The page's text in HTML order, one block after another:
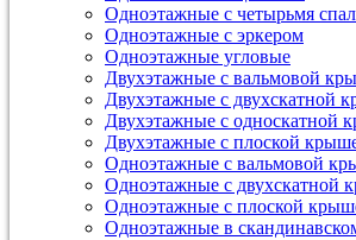
Одноэтажные с четырьмя
Одноэтажные с эркером
Одноэтажные угловые
Двухэтажные с вальмовой
Двухэтажные с двухскатной
Двухэтажные с односкатной
Двухэтажные с плоской
Одноэтажные с вальмовой
Одноэтажные с двухскатной
Одноэтажные с плоской
Одноэтажные в